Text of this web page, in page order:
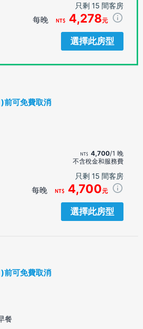
只剩 15 間客房
每晚 4,278元
選擇此房型
前可免費取消
4,700/1 晚
不含稅金和服務費
只剩 15 間客房
每晚 4,700元
選擇此房型
前可免費取消
餐